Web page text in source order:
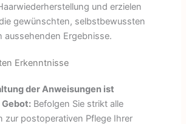
und erzielen
gewünschten, selbstbewussten
aussehenden Ergebnisse.
Erkenntnisse
der Anweisungen ist
Befolgen Sie strikt alle
zur postoperativen Pflege Ihrer